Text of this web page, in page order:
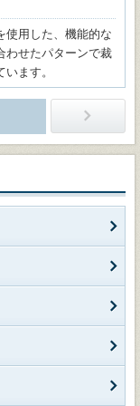
使用した、機能的な
わせたパターンで裁
ます。